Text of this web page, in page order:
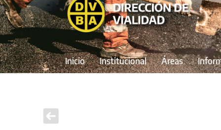
Inicio Institucional Áreas